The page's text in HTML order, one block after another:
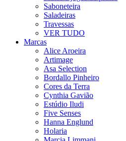
Saboneteira
Saladeiras
Travessas
VER TUDO
Marcas
Alice Aroeira
Artimage
Asa Selection
Bordallo Pinheiro
Cores da Terra
Cynthia Gavião
Estúdio Iludi
Five Senses
Hanna Englund
Holaria